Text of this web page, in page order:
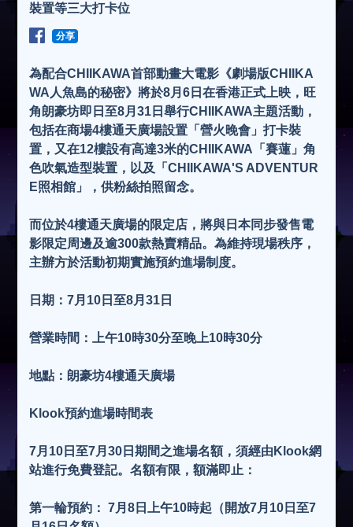
裝置等三大打卡位
分享
為配合CHIIKAWA首部動畫大電影《劇場版CHIIKA
WA人魚島的秘密》將於8月6日在香港正式上映，旺
角朗豪坊即日至8月31日舉行CHIIKAWA主題活動，
包括在商場4樓通天廣場設置「營火晚會」打卡裝
置，又在12樓設有高達3米的CHIIKAWA「賽蓮」角
色吹氣造型裝置，以及「CHIIKAWA'S ADVENTUR
E照相館」，供粉絲拍照留念。
而位於4樓通天廣場的限定店，將與日本同步發售電
影限定周邊及逾300款熱賣精品。為維持現場秩序，
主辦方於活動初期實施預約進場制度。
日期：7月10日至8月31日
營業時間：上午10時30分至晚上10時30分
地點：朗豪坊4樓通天廣場
Klook預約進場時間表
7月10日至7月30日期間之進場名額，須經由Klook網
站進行免費登記。名額有限，額滿即止：
第一輪預約： 7月8日上午10時起（開放7月10日至7